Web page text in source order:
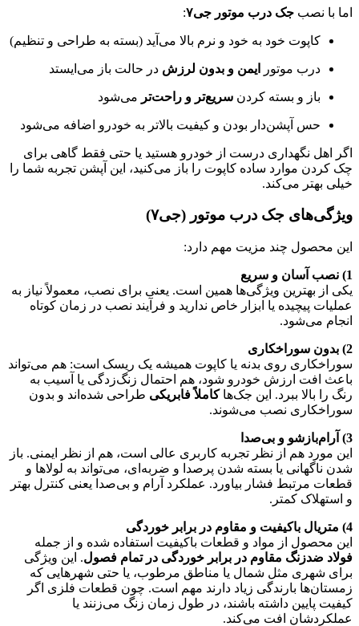
اما با نصب جک درب موتور جی۷ :
کاپوت خود به خود و نرم بالا می‌آید (بسته به طراحی و تنظیم)
درب موتور ایمن و بدون لرزش در حالت باز می‌ایستد
باز و بسته کردن سریع‌تر و راحت‌تر می‌شود
حس آپشن‌دار بودن و کیفیت بالاتر به خودرو اضافه می‌شود
اگر اهل نگهداری درست از خودرو هستید یا حتی فقط گاهی برای
چک کردن موارد ساده کاپوت را باز می‌کنید، این آپشن تجربه شما را
خیلی بهتر می‌کند.
ویژگی‌های جک درب موتور (جی۷)
این محصول چند مزیت مهم دارد:
1) نصب آسان و سریع
یکی از بهترین ویژگی‌ها همین است. یعنی برای نصب، معمولاً نیاز به
عملیات پیچیده یا ابزار خاص ندارید و فرآیند نصب در زمان کوتاه
انجام می‌شود.
2) بدون سوراخکاری
سوراخکاری روی بدنه یا کاپوت همیشه یک ریسک است: هم می‌تواند
باعث افت ارزش خودرو شود، هم احتمال زنگ‌زدگی یا آسیب به
رنگ را بالا ببرد. این جک‌هاکاملاً فابریکی طراحی شده‌اند و بدون
سوراخکاری نصب می‌شوند.
3) آرام‌بازشو و بی‌صدا
این مورد هم از نظر تجربه کاربری عالی است، هم از نظر ایمنی. باز
شدن ناگهانی یا بسته شدن پرصدا و ضربه‌ای، می‌تواند به لولاها و
قطعات مرتبط فشار بیاورد. عملکرد آرام و بی‌صدا یعنی کنترل بهتر
و استهلاک کمتر.
4) متریال باکیفیت و مقاوم در برابر خوردگی
این محصول از مواد و قطعات باکیفیت استفاده شده و از جمله
فولاد ضدزنگ مقاوم در برابر خوردگی در تمام فصول. این ویژگی
برای شهری مثل شمال یا مناطق مرطوب، یا حتی شهرهایی که
زمستان‌ها بارندگی زیاد دارند مهم است. چون قطعات فلزی اگر
کیفیت پایین داشته باشند، در طول زمان زنگ می‌زنند یا
عملکردشان افت می‌کند.